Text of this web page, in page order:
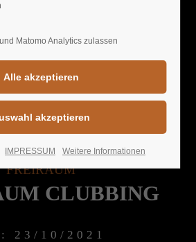
sit amet:
BEST
FREIRAUM
CLUBBING
23/10/2021
Matomo Analytics zulassen
IMPRESSUM Weitere Informationen